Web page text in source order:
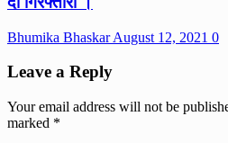
Bhumika BhaskarAugust 12, 2021 0
Leave a Reply
Your email address will not be
marked *